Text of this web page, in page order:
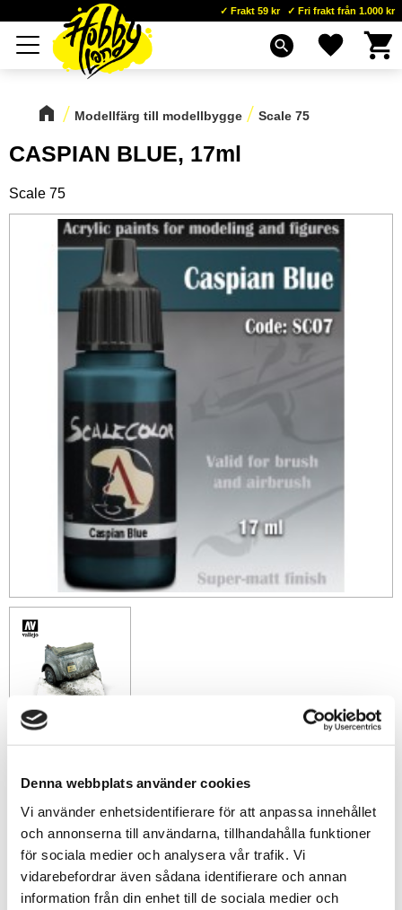
Denna webbplats använder cookies
Vi använder enhetsidentifierare för att anpassa innehållet
och annonserna till användarna, tillhandahålla funktioner
för sociala medier och analysera vår trafik. Vi
vidarebefordrar även sådana identifierare och annan
information från din enhet till de sociala medier och
Meny
Frakt 59 kr Fri frakt från 1.000 kr
search Favoriter
Modellfärg till modellbygge Scale 75
CASPIAN BLUE, 17ml
Scale 75
+
-
Lägg till i favoriter